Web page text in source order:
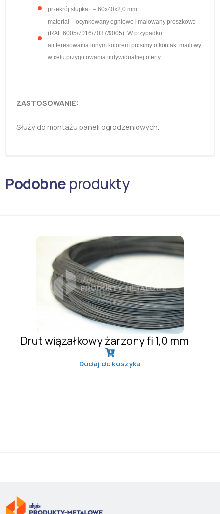
przekrój słupka – 60x40x2,0 mm,
materiał – ocynkowany ogniowo i malowany proszkowo
(RAL 6005/7016/7037/9005). W przypadku
ainteresowania innym kolorem prosimy o kontakt mailowy
w celu przygotowania indywidualnej oferty.
ZASTOSOWANIE:
Służy do montażu paneli ogrodzeniowych.
Podobneprodukty
Drut wiązałkowy żarzony fi 1,0 mm
Dodaj do koszyka